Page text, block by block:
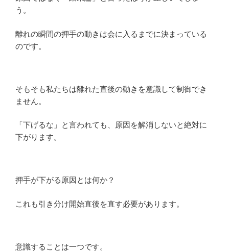
う。
離れの瞬間の押手の動きは会に入るまでに決まっている
のです。
そもそも私たちは離れた直後の動きを意識して制御でき
ません。
「下げるな」と言われても、原因を解消しないと絶対に
下がります。
押手が下がる原因とは何か？
これも引き分け開始直後を直す必要があります。
意識することは一つです。